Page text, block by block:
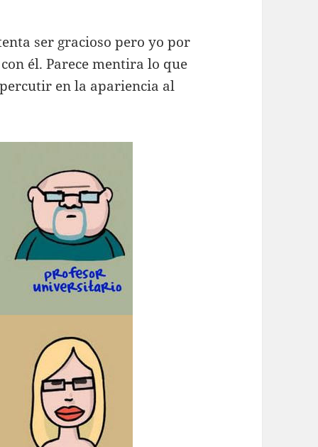
ser gracioso pero yo por
él. Parece mentira lo que
en la apariencia al